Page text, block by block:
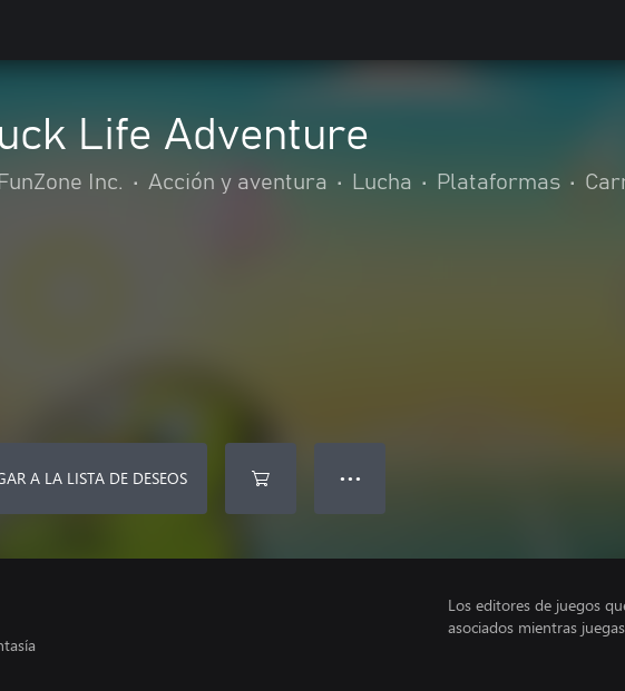
Life Adventure
Inc. • Acción y aventura • Lucha • Plataformas •
A LA LISTA DE DESEOS ● ● ●
Los editores de juegos
asociados mientras